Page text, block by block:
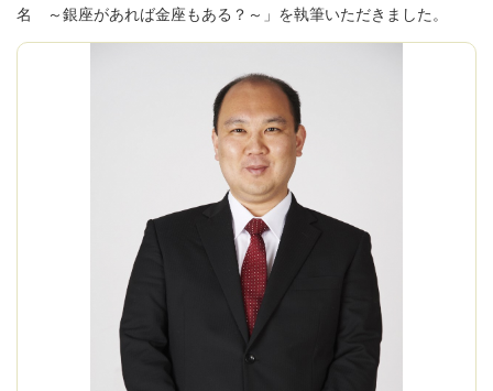
名 ～銀座があれば金座もある？～」を執筆いただきました。